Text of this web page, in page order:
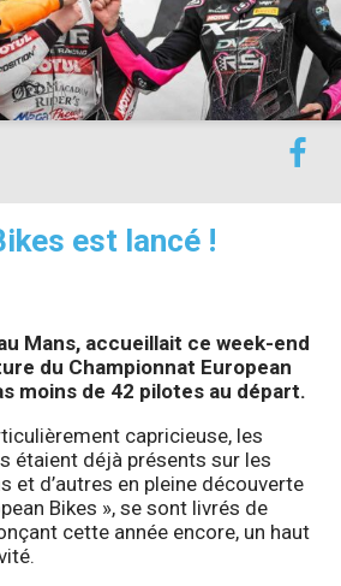
est lancé !
Mans, accueillait ce week-end
du Championnat European
moins de 42 pilotes au départ.
capricieuse, les
étaient déjà présents sur les
et d’autres en pleine découverte
Bikes », se sont livrés de
cette année encore, un haut